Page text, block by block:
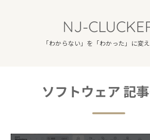
NJ-
「わからない」を「わかった」に変
ソフトウェア 記